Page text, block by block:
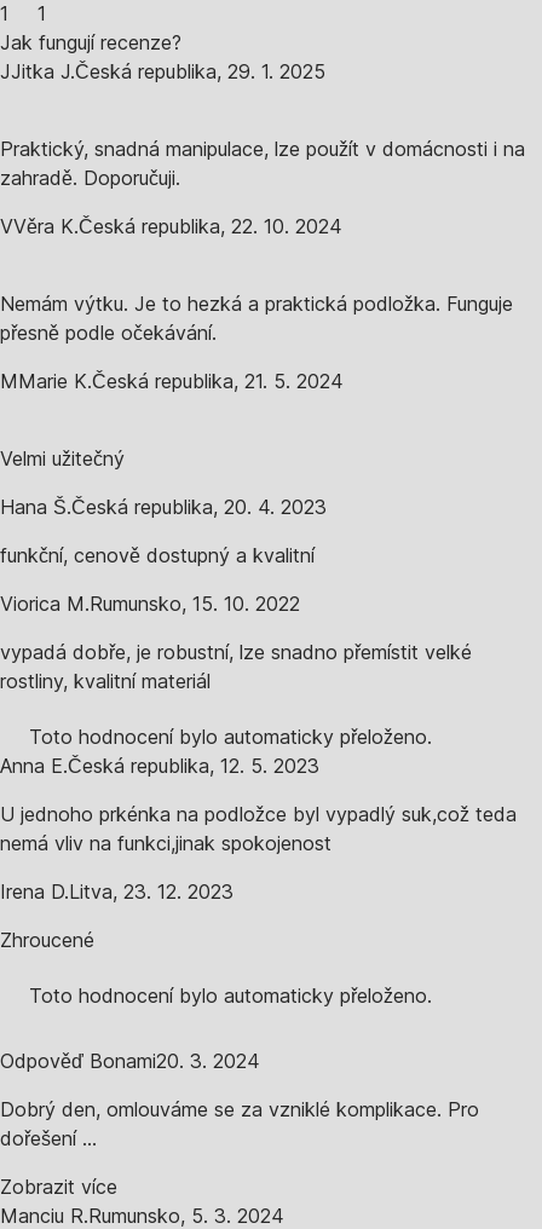
1
1
Jak fungují recenze?
JJitka J.Česká republika, 29. 1. 2025
Praktický, snadná manipulace, lze použít v domácnosti i na
zahradě. Doporučuji.
VVěra K.Česká republika, 22. 10. 2024
Nemám výtku. Je to hezká a praktická podložka. Funguje
přesně podle očekávání.
MMarie K.Česká republika, 21. 5. 2024
Velmi užitečný
Hana Š.Česká republika, 20. 4. 2023
funkční, cenově dostupný a kvalitní
Viorica M.Rumunsko, 15. 10. 2022
vypadá dobře, je robustní, lze snadno přemístit velké
rostliny, kvalitní materiál
Toto hodnocení bylo automaticky přeloženo.
Anna E.Česká republika, 12. 5. 2023
U jednoho prkénka na podložce byl vypadlý suk,což teda
nemá vliv na funkci,jinak spokojenost
Irena D.Litva, 23. 12. 2023
Zhroucené
Toto hodnocení bylo automaticky přeloženo.
Odpověď Bonami20. 3. 2024
Dobrý den, omlouváme se za vzniklé komplikace. Pro
dořešení ...
Zobrazit více
Manciu R.Rumunsko, 5. 3. 2024